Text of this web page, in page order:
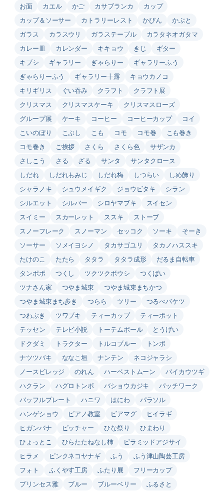
お面 カエル かご カサブランカ
カップ
カップ＆ソーサー
カトラリーレスト かびん
かぶと
ガラス
カラスウリ ガラステーブル
カラタネオガタマ
カレー皿
カレンダー キキョウ きじ
ギター
キブシ
ギャラリー ぎゃらりー
ギャラリーふう
ぎゃらりーふう
ギャラリー十露
キョウカノコ
キリギリス
ぐい吞み クラフト
クラフト展
クリスマス
クリスマスケーキ
クリスマスローズ
グループ展
ケーキ コーヒー コーヒーカップ
コイ
こいのぼり
こぶし こも コモ コモ巻
こも巻き
コモ巻き
ご挨拶 さくら さくら色
サザンカ
さしこう
さる ざる サンタ
サンタクロース
しだれ
しだれもみじ しだれ梅 しつらい
しめ飾り
シャラノキ
シュウメイギク ジョウビタキ
シラン
シルエット
シルバー シロヤマブキ
スイセン
スイミー
スカーレット ススキ
ストーブ
スノーフレーク
スノーマン セッコク ソーキ
そーき
ソーサー
ソメイヨシノ タカサゴユリ
タカノハススキ
たけのこ
たたら タタラ タタラ成形
だるま自転車
タンポポ
つくし ツクツクボウシ
つくばい
ツナさん家
つやま城東
つやま城東まちかつ
つやま城東まち歩き
つらら ツリー
つるべバケツ
つわぶき
ツワブキ ティーカップ
ティーポット
テッセン
テレビ小説 トーテムポール
とうげい
ドクダミ
トラクター トルコブルー
トンボ
ナツツバキ
ななこ垣 ナンテン
ネコジャラシ
ノースビレッジ
のれん ハーベストムーン
バイカウツギ
ハクラン
ハグロトンボ バショウカジキ
パッチワーク
バッフルプレート
ハニワ はにわ
パラソル
ハンゲショウ
ピアノ教室 ビアマグ
ヒイラギ
ヒガンバナ
ピッチャー ひな祭り
ひまわり
ひょっとこ
ひらたたねなし柿
ピラミッドアジサイ
ヒラメ
ピンクネコヤナギ ふう
ふう津山陶芸工房
フォト
ふくやす工房 ふたり展
フリーカップ
プリンセス雅
ブルー ブルーベリー
ふるさと